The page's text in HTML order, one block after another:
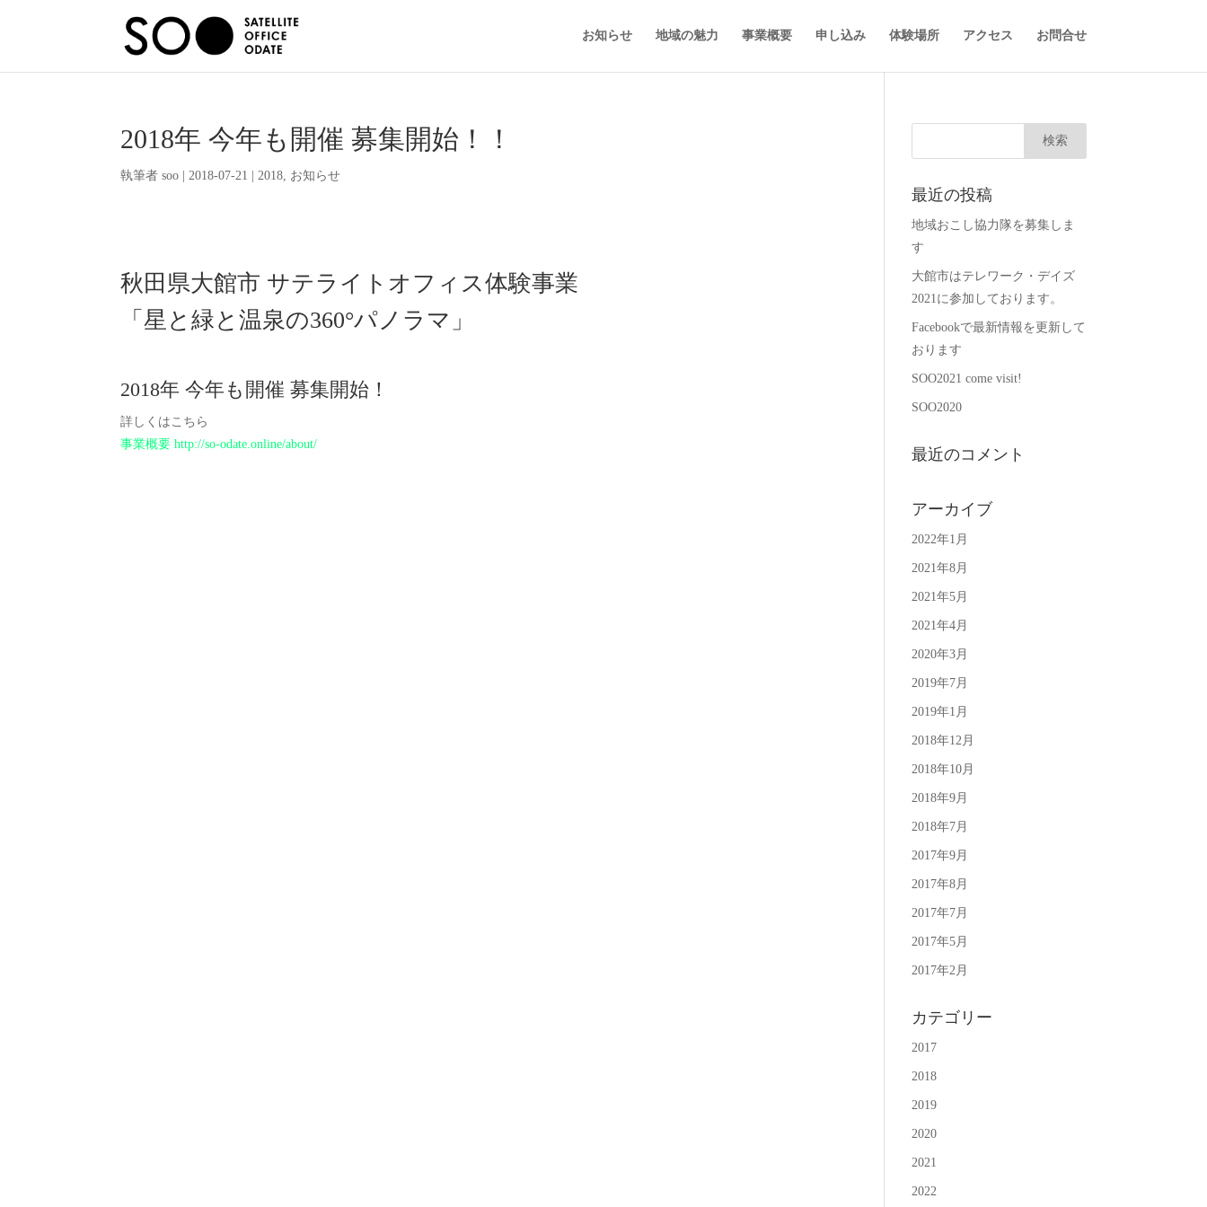
お知らせ 地域の魅力 事業概要 申し込み 体験場所 アクセス お問合せ
2018年 今年も開催 募集開始！！
執筆者soo |2018-07-21 |2018, お知らせ
秋田県大館市 サテライトオフィス体験事業
「星と緑と温泉の360°パノラマ」
2018年 今年も開催 募集開始！
詳しくはこちら
事業概要 http://so-odate.online/about/
最近の投稿
地域おこし協力隊を募集しま
す
大館市はテレワーク・デイズ
2021に参加しております。
Facebookで最新情報を更新して
おります
SOO2021 come visit!
SOO2020
最近のコメント
アーカイブ
2022年1月
2021年8月
2021年5月
2021年4月
2020年3月
2019年7月
2019年1月
2018年12月
2018年10月
2018年9月
2018年7月
2017年9月
2017年8月
2017年7月
2017年5月
2017年2月
カテゴリー
2017
2018
2019
2020
2021
2022